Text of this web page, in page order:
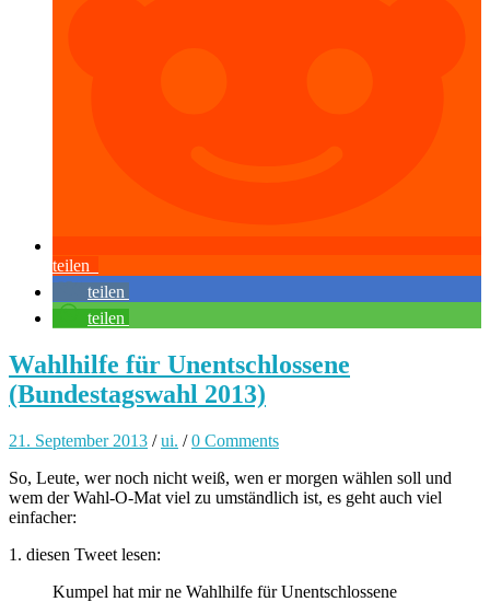
teilen
teilen
teilen
Wahlhilfe für Unentschlossene
(Bundestagswahl 2013)
21. September 2013 /ui. /0 Comments
So, Leute, wer noch nicht weiß, wen er morgen wählen soll und
wem der Wahl-O-Mat viel zu umständlich ist, es geht auch viel
einfacher:
1. diesen Tweet lesen:
Kumpel hat mir ne Wahlhilfe für Unentschlossene